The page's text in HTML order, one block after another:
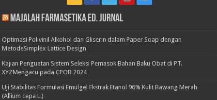
Majalah Farmasetika Ed. Jurnal
Optimasi Polivinil Alkohol dan Gliserin dalam Paper Soap dengan
MetodeSimplex Lattice Design
Kajian Penguatan Sistem Seleksi Pemasok Bahan Baku Obat di PT.
XYZMengacu pada CPOB 2024
Uji Stabilitas Formulasi Emulgel Ekstrak Etanol 96% Kulit Bawang Merah
(Allium cepa L.)